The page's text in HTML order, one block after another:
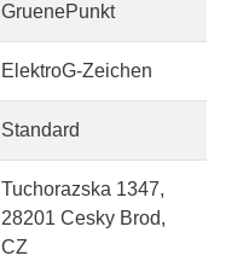
GruenePunkt
ElektroG-Zeichen
Standard
Tuchorazska 1347,
28201 Cesky Brod,
CZ